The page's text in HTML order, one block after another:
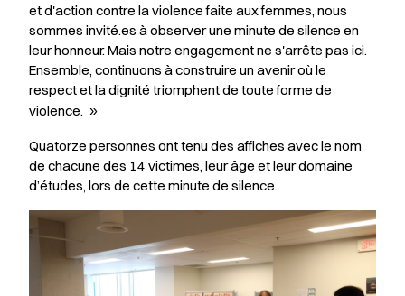
et d'action contre la violence faite aux femmes, nous
sommes invité.es à observer une minute de silence en
leur honneur. Mais notre engagement ne s'arrête pas ici.
Ensemble, continuons à construire un avenir où le
respect et la dignité triomphent de toute forme de
violence. »
Quatorze personnes ont tenu des affiches avec le nom
de chacune des 14 victimes, leur âge et leur domaine
d’études, lors de cette minute de silence.